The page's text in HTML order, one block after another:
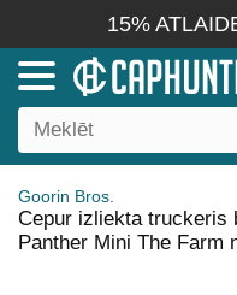
15%
Goorin Bros.
Cepur izliekta truckeris
Panther Mini The Farm